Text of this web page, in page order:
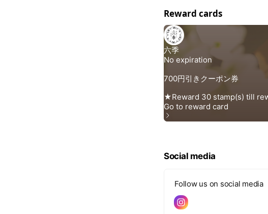
Reward cards
Social media
Follow us on social media